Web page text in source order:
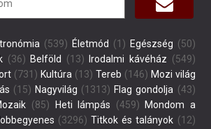
(539) Életmód (1) Egészség (50)
(36) Belföld (13) Irodalmi kávéház (549)
(731) Kultúra (13) Tereb (146) Mozi világ
(15) Nagyvilág (1313) Flag gondolja (43)
(85) Heti lámpás (459)
Mondom a
(3296) Titkok és talányok (12)